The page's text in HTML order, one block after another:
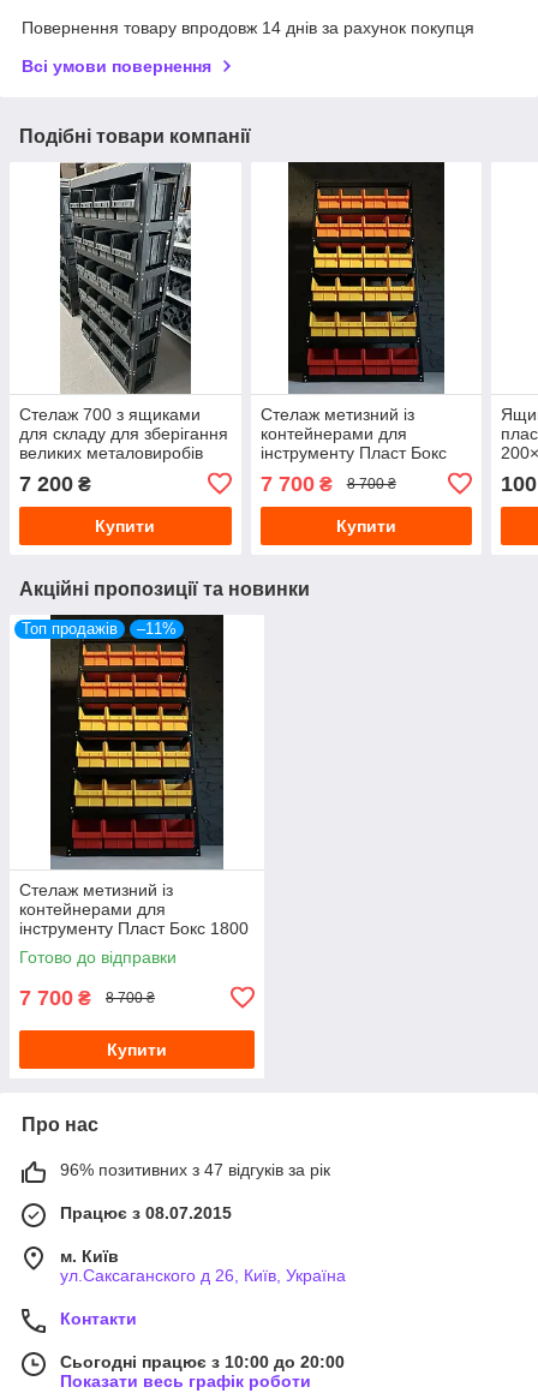
Повернення товару впродовж 14 днів за рахунок покупця
Всі умови повернення
Подібні товари компанії
Стелаж 700 з ящиками
для складу для зберігання
великих металовиробів
7 200 ₴
Купити
Стелаж метизний із
контейнерами для
інструменту Пласт Бокс
7 700₴ 8 700 ₴
Купити
100
Акційні пропозиції та новинки
Топ продажів –11%
Стелаж метизний із
контейнерами для
інструменту Пласт Бокс 1800
940 300
Готово до відправки
7 700 ₴ 8 700 ₴
Купити
Про нас
96% позитивних з 47 відгуків за рік
Працює з 08.07.2015
м. Київ
ул.Саксаганского д 26, Київ, Україна
Контакти
Сьогодні працює з 10:00 до 20:00
Показати весь графік роботи